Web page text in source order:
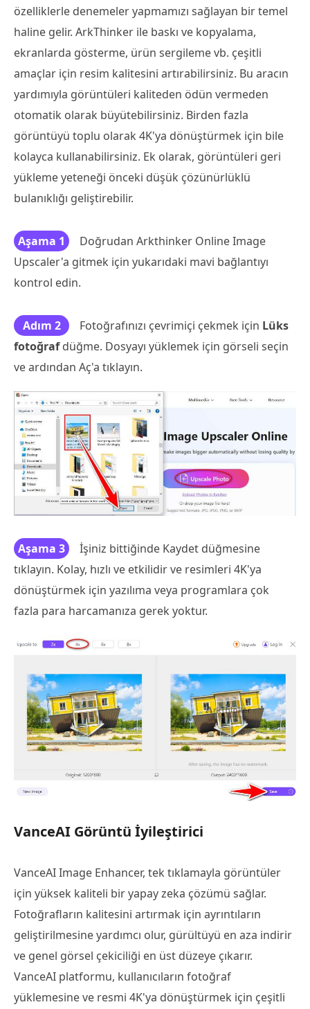
özelliklerle denemeler yapmamızı sağlayan bir temel
haline gelir. ArkThinker ile baskı ve kopyalama,
ekranlarda gösterme, ürün sergileme vb. çeşitli
amaçlar için resim kalitesini artırabilirsiniz. Bu aracın
yardımıyla görüntüleri kaliteden ödün vermeden
otomatik olarak büyütebilirsiniz. Birden fazla
görüntüyü toplu olarak 4K'ya dönüştürmek için bile
kolayca kullanabilirsiniz. Ek olarak, görüntüleri geri
yükleme yeteneği önceki düşük çözünürlüklü
bulanıklığı geliştirebilir.
Aşama 1
Doğrudan Arkthinker Online Image
Upscaler'a gitmek için yukarıdaki mavi bağlantıyı
kontrol edin.
Adım 2 Fotoğrafınızı çevrimiçi çekmek için Lüks
fotoğrafdüğme. Dosyayı yüklemek için görseli seçin
ve ardından Aç'a tıklayın.
Aşama 3
İşiniz bittiğinde Kaydet düğmesine
tıklayın. Kolay, hızlı ve etkilidir ve resimleri 4K'ya
dönüştürmek için yazılıma veya programlara çok
fazla para harcamanıza gerek yoktur.
VanceAI Görüntü İyileştirici
VanceAI Image Enhancer, tek tıklamayla görüntüler
için yüksek kaliteli bir yapay zeka çözümü sağlar.
Fotoğrafların kalitesini artırmak için ayrıntıların
geliştirilmesine yardımcı olur, gürültüyü en aza indirir
ve genel görsel çekiciliği en üst düzeye çıkarır.
VanceAI platformu, kullanıcıların fotoğraf
yüklemesine ve resmi 4K'ya dönüştürmek için çeşitli